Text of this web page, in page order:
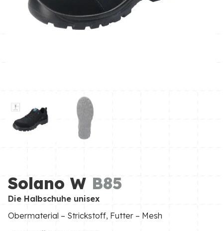
Solano W B85
Die Halbschuhe unisex
Obermaterial – Strickstoff, Futter – Mesh